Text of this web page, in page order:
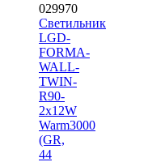
029970
Светильник
LGD-
FORMA-
WALL-
TWIN-
R90-
2x12W
Warm3000
(GR,
44